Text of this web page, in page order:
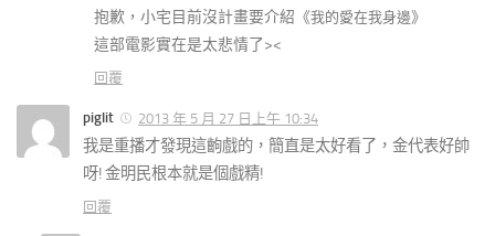
抱歉，小宅目前沒計畫要介紹《我的愛在我身邊》
這部電影實在是太悲情了><
回覆
piglit 2013 年 5 月 27 日上午 10:34
我是重播才發現這齣戲的，簡直是太好看了，金代表好帥
呀! 金明民根本就是個戲精!
回覆